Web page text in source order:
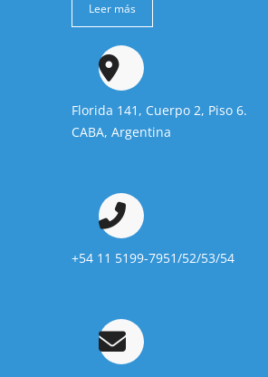
Leer más
Florida 141, Cuerpo 2, Piso 6.
CABA, Argentina
+54 11 5199-7951/52/53/54